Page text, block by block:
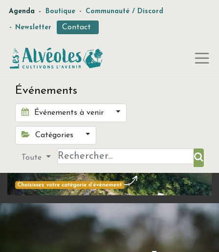
Agenda - Boutique - Communauté / Discord
- Newsletter Contact
Événements
Événements à venir
Catégories
Toute